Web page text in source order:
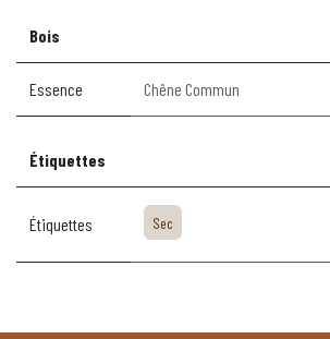
Bois
Essence Chêne Commun
Étiquettes
Étiquettes Sec